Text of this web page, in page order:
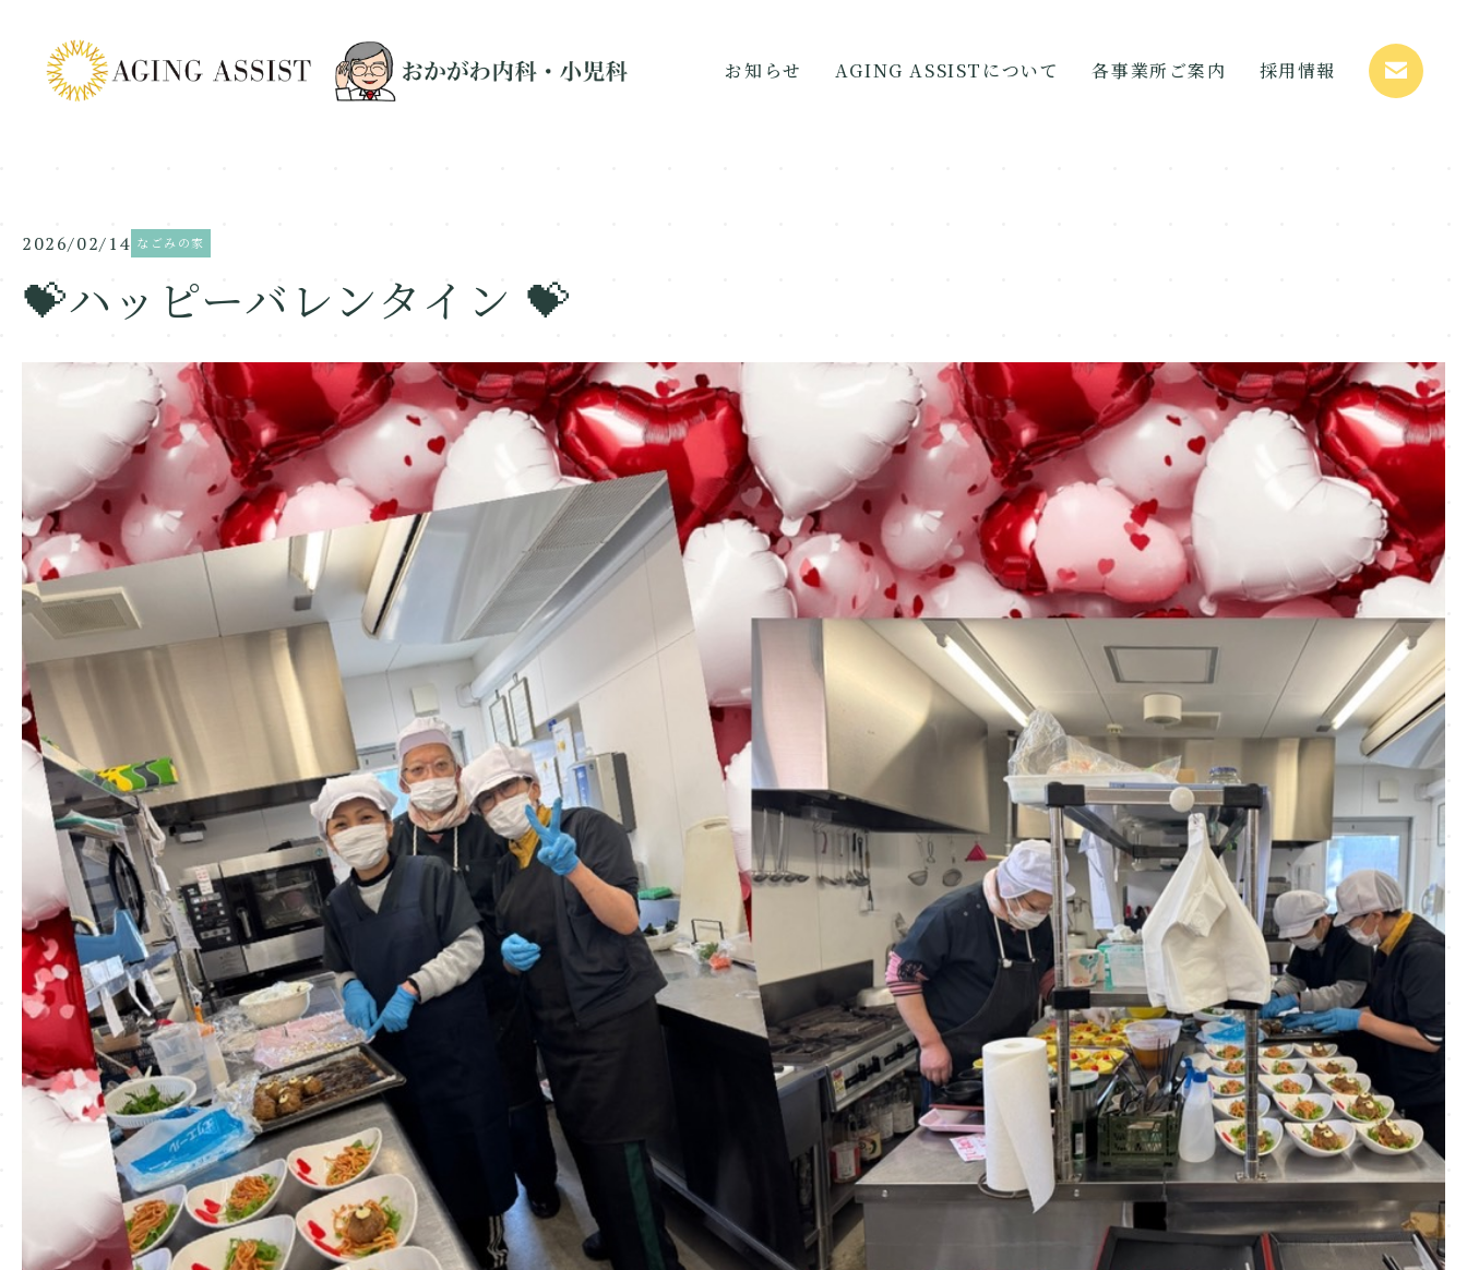
お知らせ AGING ASSISTについて 各事業所ご案内 採用情報
2026/02/14 なごみの家
💝ハッピーバレンタイン 💝